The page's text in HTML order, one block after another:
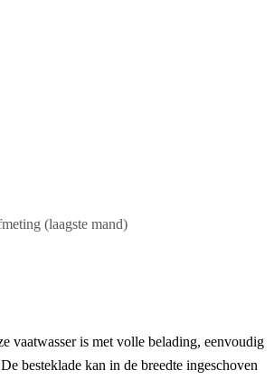
(laagste mand)
vaatwasser is met volle belading, eenvoudig
besteklade kan in de breedte ingeschoven